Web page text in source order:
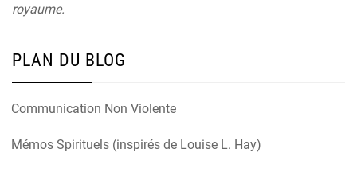
royaume.
PLAN DU BLOG
Communication Non Violente
Mémos Spirituels (inspirés de Louise L. Hay)